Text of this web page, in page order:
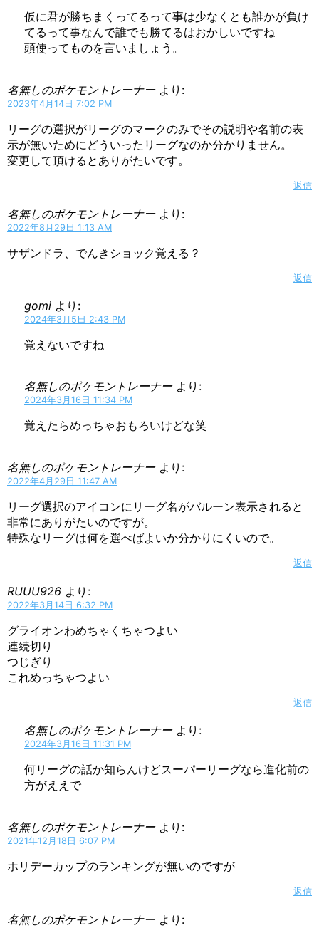
仮に君が勝ちまくってるって事は少なくとも誰かが負け
てるって事なんで誰でも勝てるはおかしいですね
頭使ってものを言いましょう。
名無しのポケモントレーナー より:
2023年4月14日 7:02 PM
リーグの選択がリーグのマークのみでその説明や名前の表
示が無いためにどういったリーグなのか分かりません。
変更して頂けるとありがたいです。
返信
名無しのポケモントレーナー より:
2022年8月29日 1:13 AM
サザンドラ、でんきショック覚える？
返信
gomi より:
2024年3月5日 2:43 PM
覚えないですね
名無しのポケモントレーナー より:
2024年3月16日 11:34 PM
覚えたらめっちゃおもろいけどな笑
名無しのポケモントレーナー より:
2022年4月29日 11:47 AM
リーグ選択のアイコンにリーグ名がバルーン表示されると
非常にありがたいのですが。
特殊なリーグは何を選べばよいか分かりにくいので。
返信
RUUU926 より:
2022年3月14日 6:32 PM
グライオンわめちゃくちゃつよい
連続切り
つじぎり
これめっちゃつよい
返信
名無しのポケモントレーナー より:
2024年3月16日 11:31 PM
何リーグの話か知らんけどスーパーリーグなら進化前の
方がええで
名無しのポケモントレーナー より:
2021年12月18日 6:07 PM
ホリデーカップのランキングが無いのですが
返信
名無しのポケモントレーナー より: